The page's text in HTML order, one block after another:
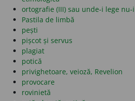
ortografie (III) sau unde-i lege nu-
Pastila de limbă
pești
pișcot și servus
plagiat
potică
privighetoare, veioză, Revelion
provocare
rovinietă